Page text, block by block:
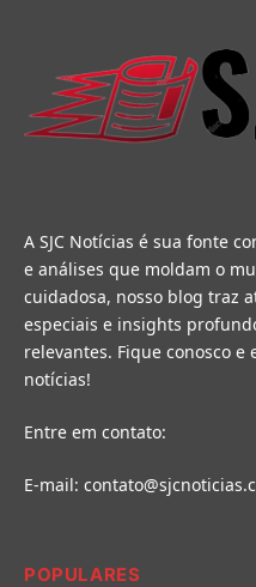
A SJC Notícias é sua fonte
e análises que moldam o
cuidadosa, nosso blog traz
especiais e insights
relevantes. Fique conosco
notícias!
Entre em contato:
E-mail:
POPULARES